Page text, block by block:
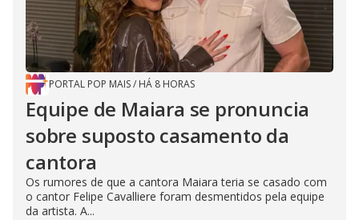
PORTAL POP MAIS/ HÁ 8 HORAS
Equipe de Maiara se pronuncia
sobre suposto casamento da
cantora
Os rumores de que a cantora Maiara teria se casado com
o cantor Felipe Cavalliere foram desmentidos pela equipe
da artista. A...